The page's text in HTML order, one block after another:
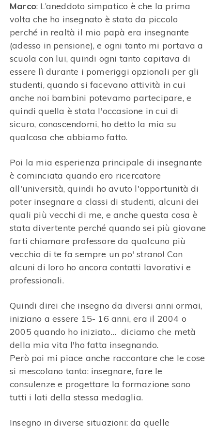
Marco: L’aneddoto simpatico è che la prima
volta che ho insegnato è stato da piccolo
perché in realtà il mio papà era insegnante
(adesso in pensione), e ogni tanto mi portava a
scuola con lui, quindi ogni tanto capitava di
essere lì durante i pomeriggi opzionali per gli
studenti, quando si facevano attività in cui
anche noi bambini potevamo partecipare, e
quindi quella è stata l'occasione in cui di
sicuro, conoscendomi, ho detto la mia su
qualcosa che abbiamo fatto.
Poi la mia esperienza principale di insegnante
è cominciata quando ero ricercatore
all'università, quindi ho avuto l'opportunità di
poter insegnare a classi di studenti, alcuni dei
quali più vecchi di me, e anche questa cosa è
stata divertente perché quando sei più giovane
farti chiamare professore da qualcuno più
vecchio di te fa sempre un po' strano! Con
alcuni di loro ho ancora contatti lavorativi e
professionali.
Quindi direi che insegno da diversi anni ormai,
iniziano a essere 15- 16 anni, era il 2004 o
2005 quando ho iniziato… diciamo che metà
della mia vita l'ho fatta insegnando.
Però poi mi piace anche raccontare che le cose
si mescolano tanto: insegnare, fare le
consulenze e progettare la formazione sono
tutti i lati della stessa medaglia.
Insegno in diverse situazioni: da quelle